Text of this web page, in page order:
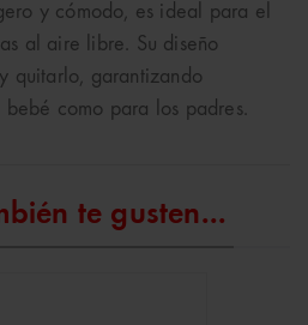
y cómodo, es ideal para el
al aire libre. Su diseño
quitarlo, garantizando
como para los padres.
te gusten...